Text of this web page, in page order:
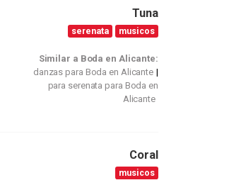
Tuna
serenata musicos
Similar a Boda en Alicante:
danzas para Boda en Alicante
para serenata para Boda en
Alicante
Coral
musicos